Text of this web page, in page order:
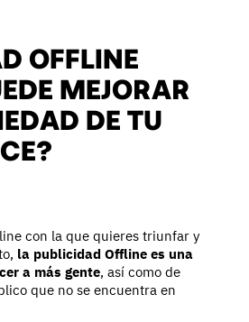
OFFLINE
MEJORAR
DE TU
con la que quieres triunfar y
la publicidad Offline es una
a más gente, así como de
que no se encuentra en